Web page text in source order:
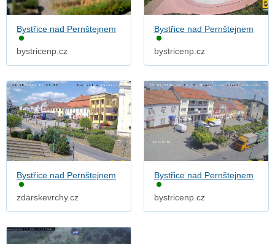
Bystřice nad Pernštejnem
bystricenp.cz
Bystřice nad Pernštejnem
bystricenp.cz
Bystřice nad Pernštejnem
zdarskevrchy.cz
Bystřice nad Pernštejnem
bystricenp.cz